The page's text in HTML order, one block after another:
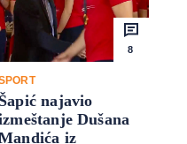
8
Šapić najavio
Dušana
iz